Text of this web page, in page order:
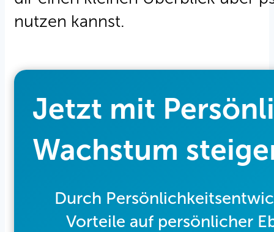
nutzen kannst.
Jetzt mit
Wachstum
Durch
Vorteile auf persönlicher